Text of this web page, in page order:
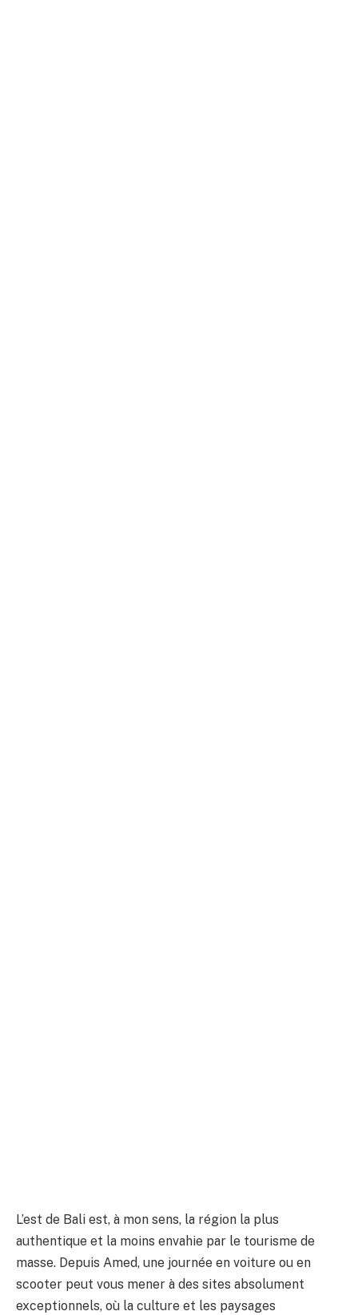
L’est de Bali est, à mon sens, la région la plus
authentique et la moins envahie par le tourisme de
masse. Depuis Amed, une journée en voiture ou en
scooter peut vous mener à des sites absolument
exceptionnels, où la culture et les paysages